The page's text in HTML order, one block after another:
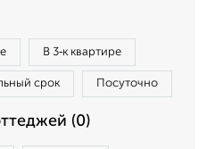
В 3‑к квартире
срок Посуточно
(0)